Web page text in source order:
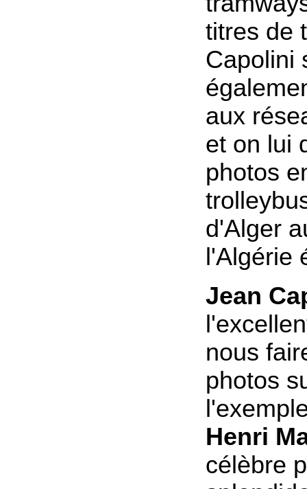
titres de
Capolini
aux
et on lui
photos
d'Alger
l'Algérie
Jean
nous
photos
Henri
célèbre